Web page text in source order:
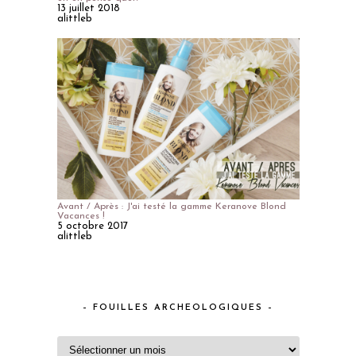
13 juillet 2018
alittleb
Avant / Après : J'ai testé la gamme Keranove Blond
Vacances !
5 octobre 2017
alittleb
– FOUILLES ARCHEOLOGIQUES –